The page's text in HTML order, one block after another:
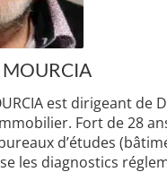
est dirigeant de
Fort de 28
d’études
les diagnostics